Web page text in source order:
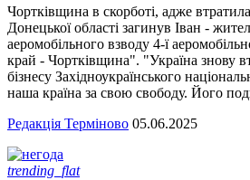
Чортківщина в скорботі, адже
Донецької області загинув Іван -
аеромобільного взводу 4-ї
край - Чортківщина". "Україна знову
бізнесу Західноукраїнського
наша країна за свою свободу. Його
Редакція Терміново 05.06.2025
trending_flat